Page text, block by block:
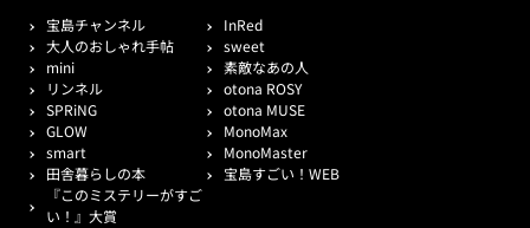
宝島チャンネル
InRed
大人のおしゃれ手帖
sweet
mini
素敵なあの人
リンネル
otona ROSY
SPRiNG
otona MUSE
GLOW
MonoMax
smart
MonoMaster
田舎暮らしの本
宝島すごい！WEB
『このミステリーがすご
い！』大賞